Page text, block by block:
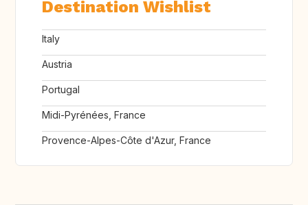
Destination Wishlist
Italy
Austria
Portugal
Midi-Pyrénées, France
Provence-Alpes-Côte d'Azur, France